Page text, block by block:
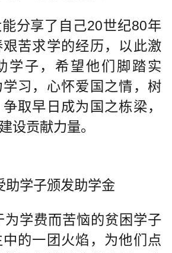
分享了自己20世纪80年
苦求学的经历，以此激
学子，希望他们脚踏实
习，心怀爱国之情，树
取早日成为国之栋梁，
设贡献力量。
助学子颁发助学金
为学费而苦恼的贫困学子
的一团火焰，为他们点